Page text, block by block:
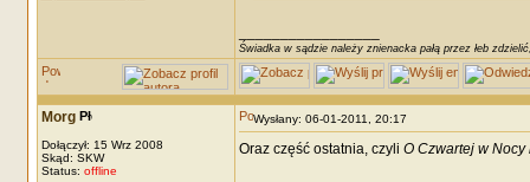
Świadka w sądzie należy znienacka pałą przez łeb
Morg
Dołączył: 15 Wrz 2008
Skąd: SKW
Status: offline
Wysłany: 06-01-2011, 20:17
Oraz część ostatnia, czyli O Czwartej w Nocy